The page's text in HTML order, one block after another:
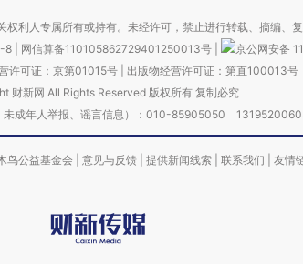
利人专属所有或持有。未经许可，禁止进行转载、摘编、复
8 网信算备110105862729401250013号
京公网安备
许可证：京第01015号| 出版物经营许可证：第直100013号
财新网 All Rights Reserved 版权所有 复制必究
未成年人举报、谣言信息）：010-85905050
鸟公益基金会 意见与反馈 提供新闻线索 联系我们 友情